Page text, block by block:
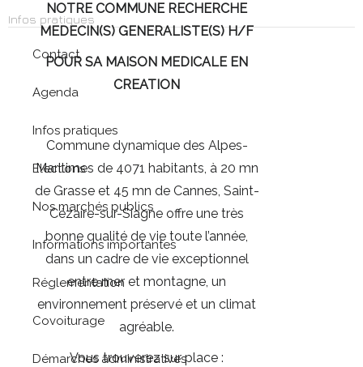
NOTRE COMMUNE RECHERCHE
MEDECIN(S) GENERALISTE(S) H/F
POUR SA MAISON MEDICALE EN
CREATION
Commune dynamique des Alpes-
Maritimes de 4071 habitants, à 20 mn
de Grasse et 45 mn de Cannes, Saint-
Cézaire-sur-Siagne offre une très
bonne qualité de vie toute l’année,
dans un cadre de vie exceptionnel
entre mer et montagne, un
environnement préservé et un climat
agréable.
Vous trouverez sur place :
Infos pratiques
Contact
Agenda
Infos pratiques
Elections
Nos marchés publics
Informations importantes
Réglementation
Covoiturage
Démarches administratives